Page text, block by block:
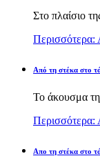
Στο πλαίσιο
Περισσότερα:
Από τη στέκα στο
Το άκουσμα
Περισσότερα:
Απο τη στέκα στο